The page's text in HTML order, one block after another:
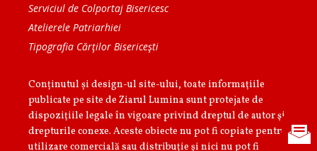
Serviciul de Colportaj Bisericesc
Atelierele Patriarhiei
Tipografia Cărţilor Bisericeşti
Conținutul și design-ul site-ului, toate informaţiile
publicate pe site de Ziarul Lumina sunt protejate de
dispoziţiile legale în vigoare privind dreptul de autor şi
drepturile conexe. Aceste obiecte nu pot fi copiate pentru
utilizare comercială sau distribuţie şi nici nu pot fi